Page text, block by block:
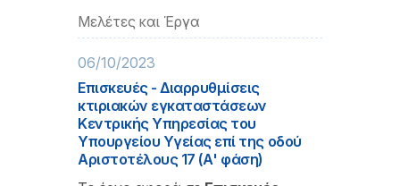
Μελέτες και Έργα
06/10/2023
Επισκευές - Διαρρυθμίσεις
κτιριακών εγκαταστάσεων
Κεντρικής Υπηρεσίας του
Υπουργείου Υγείας επί της οδού
Αριστοτέλους 17 (Α' φάση)